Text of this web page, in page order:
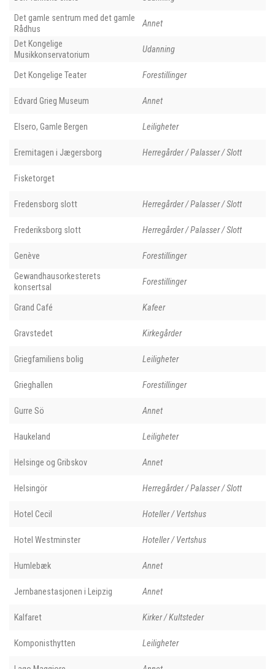
Det gamle sentrum med det gamle
Rådhus
Annet
Det Kongelige
Musikkonservatorium
Udanning
Det Kongelige Teater Forestillinger
Edvard Grieg Museum Annet
Elsero, Gamle Bergen Leiligheter
Eremitagen i Jægersborg Herregårder / Palasser / Slott
Fisketorget
Fredensborg slott Herregårder / Palasser / Slott
Frederiksborg slott Herregårder / Palasser / Slott
Genève Forestillinger
Gewandhausorkesterets
konsertsal
Forestillinger
Grand Café Kafeer
Gravstedet Kirkegårder
Griegfamiliens bolig Leiligheter
Grieghallen Forestillinger
Gurre Sö Annet
Haukeland Leiligheter
Helsinge og Gribskov Annet
Helsingör Herregårder / Palasser / Slott
Hotel Cecil Hoteller / Vertshus
Hotel Westminster Hoteller / Vertshus
Humlebæk Annet
Jernbanestasjonen i Leipzig Annet
Kalfaret Kirker / Kultsteder
Komponisthytten Leiligheter